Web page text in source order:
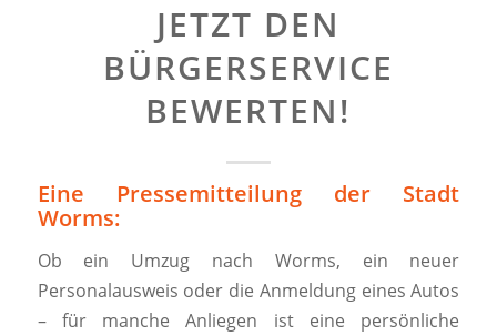
JETZT DEN
BÜRGERSERVICE
BEWERTEN!
Eine Pressemitteilung der Stadt
Worms:
Ob ein Umzug nach Worms, ein neuer
Personalausweis oder die Anmeldung eines Autos
– für manche Anliegen ist eine persönliche